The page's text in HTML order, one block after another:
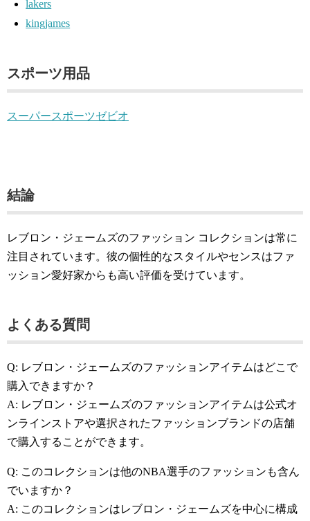
lakers
kingjames
スポーツ用品
スーパースポーツゼビオ
結論
レブロン・ジェームズのファッション コレクションは常に
注目されています。彼の個性的なスタイルやセンスはファ
ッション愛好家からも高い評価を受けています。
よくある質問
Q: レブロン・ジェームズのファッションアイテムはどこで
購入できますか？
A: レブロン・ジェームズのファッションアイテムは公式オ
ンラインストアや選択されたファッションブランドの店舗
で購入することができます。
Q: このコレクションは他のNBA選手のファッションも含ん
でいますか？
A: このコレクションはレブロン・ジェームズを中心に構成